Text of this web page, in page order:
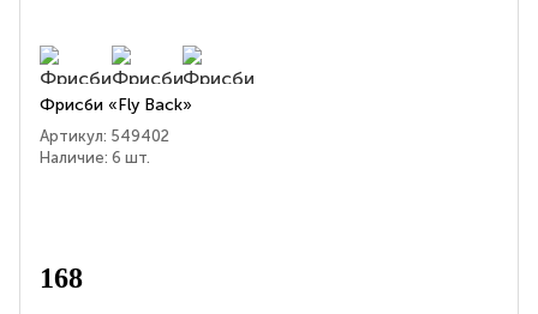
Фрисби «Fly Back»
Артикул: 549402
Наличие: 6 шт.
168